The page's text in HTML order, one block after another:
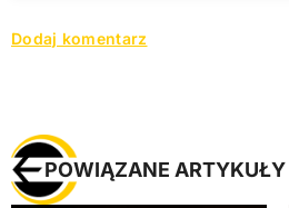
POWIĄZANE ARTYKUŁY